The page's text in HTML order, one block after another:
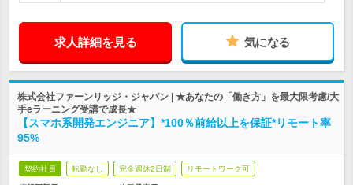
求人詳細を見る 気になる
株式会社ファーンリッジ・ジャパン | ★あなたの「働き方」を最大限考慮/大
手eラーニング受講で成長★
【スマホ系開発エンジニア】*100％前給以上を保証*リモート率
95%
契約社員 転勤なし 完全週休2日制 リモートワーク可